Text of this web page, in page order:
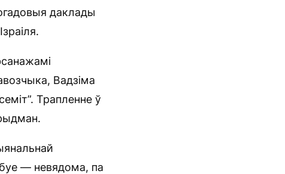
даклады
Вадзіма
Трапленне ў
— невядома, па